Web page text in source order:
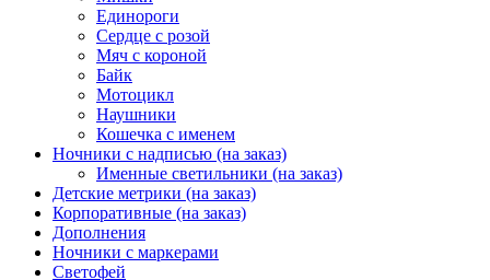
Единороги
Сердце с розой
Мяч с короной
Байк
Мотоцикл
Наушники
Кошечка с именем
Ночники с надписью (на заказ)
Именные светильники (на заказ)
Детские метрики (на заказ)
Корпоративные (на заказ)
Дополнения
Ночники с маркерами
Светофей